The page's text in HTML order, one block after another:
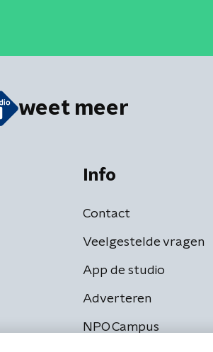
weet meer
Info
Contact
Veelgestelde vragen
App de studio
Adverteren
NPO Campus